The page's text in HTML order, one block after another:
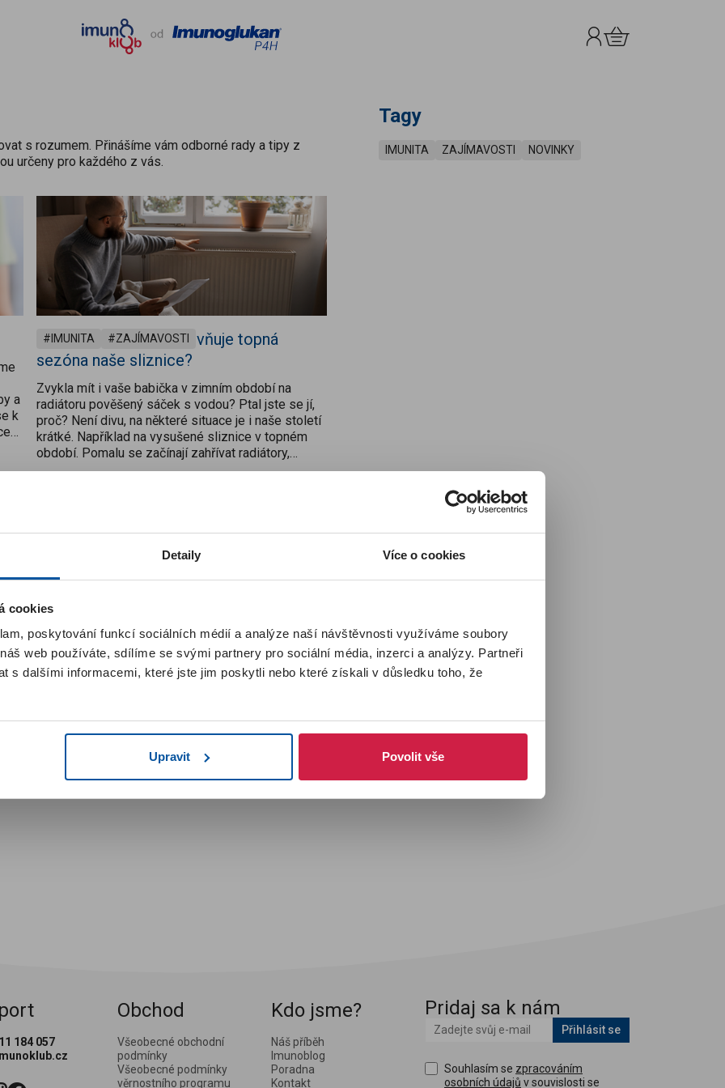
Detaily Více o cookies
cookies
poskytování funkcí sociálních médií a analýze naší návštěvnosti využíváme soubory
web používáte, sdílíme se svými partnery pro sociální média, inzerci a analýzy. Partneři
s dalšími informacemi, které jste jim poskytli nebo které získali v důsledku toho, že
Upravit Povolit vše
Přihlášení
Košík
Tagy
IMUNITA ZAJÍMAVOSTI NOVINKY
s rozumem. Přinášíme vám odborné rady a tipy z
určeny pro každého z vás.
a
k
IMUNITA ZAJÍMAVOSTI
Suchý vzduch: Jak ovlivňuje topná
sezóna naše sliznice?
Zvykla mít i vaše babička v zimním období na
radiátoru pověšený sáček s vodou? Ptal jste se jí,
proč? Není divu, na některé situace je i naše století
krátké. Například na vysušené sliznice v topném
období. Pomalu se začínají zahřívat radiátory,
přicházejí večery pod dekou – a s nimi...
–
184 057
Obchod
Všeobecné obchodní
podmínky
Všeobecné podmínky
věrnostního programu
Kdo jsme?
Náš příběh
Imunoblog
Poradna
Kontakt
Pridaj sa k nám
Přihlásit se
Souhlasím se zpracováním
osobních údajů v souvislosti se
zadávat – body za nákup se vám automaticky připíší po
objednávky. Body ze starého Imunoklubu se do nového
a začínají se sbírat od začátku. Po registraci nebo po prvním
začínáte na úrovniSILVER. Pokud jste byli v předchozím
VIP členem, automaticky jsme vás zařadili do úrovně GOLD
najdete
v sekci Imunoklub.